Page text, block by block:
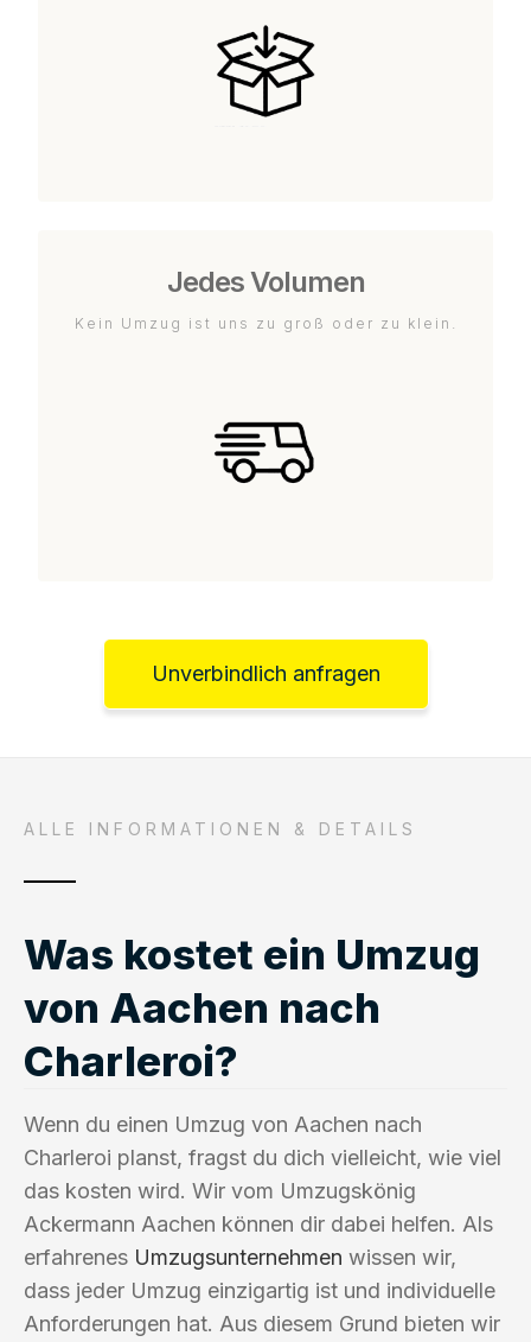
Jedes Volumen
Kein Umzug ist uns zu groß oder zu klein.
Unverbindlich anfragen
ALLE INFORMATIONEN & DETAILS
Was kostet ein Umzug
von Aachen nach
Charleroi?
Wenn du einen Umzug von Aachen nach
Charleroi planst, fragst du dich vielleicht, wie viel
das kosten wird. Wir vom Umzugskönig
Ackermann Aachen können dir dabei helfen. Als
erfahrenes Umzugsunternehmen wissen wir,
dass jeder Umzug einzigartig ist und individuelle
Anforderungen hat. Aus diesem Grund bieten wir